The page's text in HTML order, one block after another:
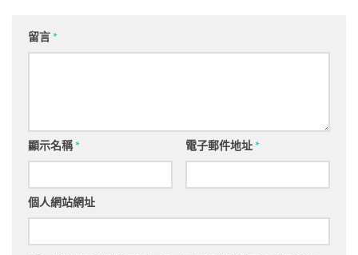
留言*
顯示名稱* 電子郵件地址*
個人網站網址